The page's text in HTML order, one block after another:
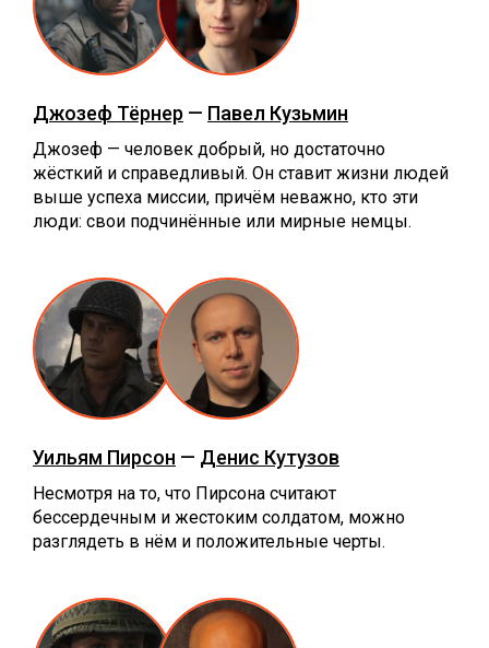
Джозеф Тёрнер — Павел Кузьмин
Джозеф — человек добрый, но достаточно
жёсткий и справедливый. Он ставит жизни людей
выше успеха миссии, причём неважно, кто эти
люди: свои подчинённые или мирные немцы.
Уильям Пирсон — Денис Кутузов
Несмотря на то, что Пирсона считают
бессердечным и жестоким солдатом, можно
разглядеть в нём и положительные черты.